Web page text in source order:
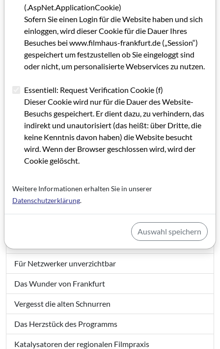
GRIP 60,5
Grußwort GRIP 60,5
Editorial GRIP 60,5
Dank an alle
Filmhaus mit Ausblick
Der Blick zurück nach vorn
30 Jahre – erst oder schon?
Für Netzwerker unverzichtbar
Das Wunder von Frankfurt
Vergesst die alten Schnurren
Das Herzstück des Programms
Katalysatoren der regionalen Filmpraxis
(.AspNet.ApplicationCookie)
Sofern Sie einen Login für die Website haben und sich
einloggen, wird dieser Cookie für die Dauer Ihres
Besuches bei www.filmhaus-frankfurt.de („Session“)
gespeichert um festzustellen ob Sie eingeloggt sind
oder nicht, um personalisierte Webservices zu nutzen.
Essentiell: Request Verification Cookie (f)
Dieser Cookie wird nur für die Dauer des Website-
Besuchs gespeichert. Er dient dazu, zu verhindern, das
indirekt und unautorisiert (das heißt: über Dritte, die
keine Kenntnis davon haben) die Website besucht
wird. Wenn der Browser geschlossen wird, wird der
Cookie gelöscht.
Weitere Informationen erhalten Sie in unserer
Datenschutzerklärung.
Auswahl speichern